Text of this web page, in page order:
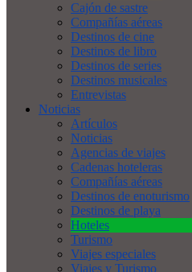
Cajón de sastre
Compañías aéreas
Destinos de cine
Destinos de libro
Destinos de series
Destinos musicales
Entrevistas
Noticias
Artículos
Noticias
Agencias de viajes
Cadenas hoteleras
Compañías aéreas
Destinos de enoturismo
Destinos de playa
Hoteles
Turismo
Viajes especiales
Viajes y Turismo